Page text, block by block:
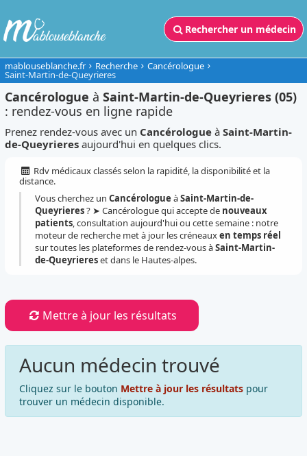
Rechercher un médecin
mablouseblanche.fr Recherche Cancérologue
Saint-Martin-de-Queyrieres
Cancérologue àSaint-Martin-de-Queyrieres (05)
: rendez-vous en ligne rapide
Prenez rendez-vous avec un Cancérologue àSaint-Martin-
de-Queyrieres aujourd'hui en quelques clics.
Rdv médicaux classés selon la rapidité, la disponibilité et la
distance.
Vous cherchez unCancérologue àSaint-Martin-de-
Queyrieres? ➤ Cancérologue qui accepte de nouveaux
patients, consultation aujourd'hui ou cette semaine : notre
moteur de recherche met à jour les créneauxen temps réel
sur toutes les plateformes de rendez-vous àSaint-Martin-
de-Queyriereset dans le Hautes-alpes.
Mettre à jour les résultats
Aucun médecin trouvé
Cliquez sur le bouton Mettre à jour les résultats pour
trouver un médecin disponible.